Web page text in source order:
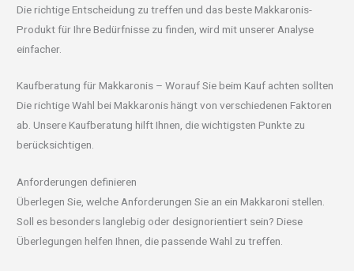
Die richtige Entscheidung zu treffen und das beste Makkaronis-
Produkt für Ihre Bedürfnisse zu finden, wird mit unserer Analyse
einfacher.
Kaufberatung für Makkaronis – Worauf Sie beim Kauf achten sollten
Die richtige Wahl bei Makkaronis hängt von verschiedenen Faktoren
ab. Unsere Kaufberatung hilft Ihnen, die wichtigsten Punkte zu
berücksichtigen.
Anforderungen definieren
Überlegen Sie, welche Anforderungen Sie an ein Makkaroni stellen.
Soll es besonders langlebig oder designorientiert sein? Diese
Überlegungen helfen Ihnen, die passende Wahl zu treffen.